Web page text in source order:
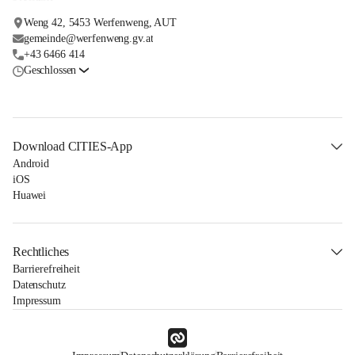
Weng 42, 5453 Werfenweng, AUT
gemeinde@werfenweng.gv.at
+43 6466 414
Geschlossen
Download CITIES-App
Android
iOS
Huawei
Rechtliches
Barrierefreiheit
Datenschutz
Impressum